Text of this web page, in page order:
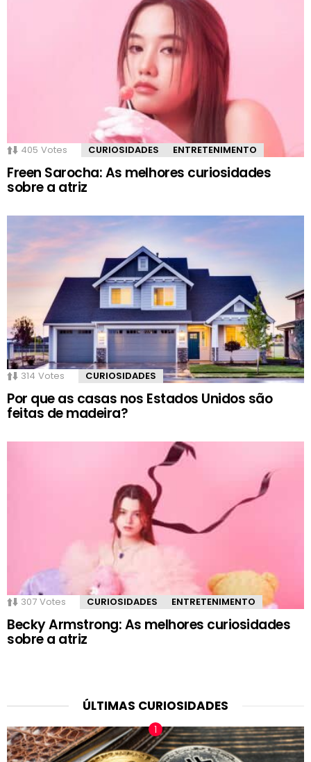
405 Votes CURIOSIDADES ENTRETENIMENTO
Freen Sarocha: As melhores curiosidades
sobre a atriz
314 Votes CURIOSIDADES
Por que as casas nos Estados Unidos são
feitas de madeira?
307 Votes CURIOSIDADES ENTRETENIMENTO
Becky Armstrong: As melhores curiosidades
sobre a atriz
ÚLTIMAS CURIOSIDADES